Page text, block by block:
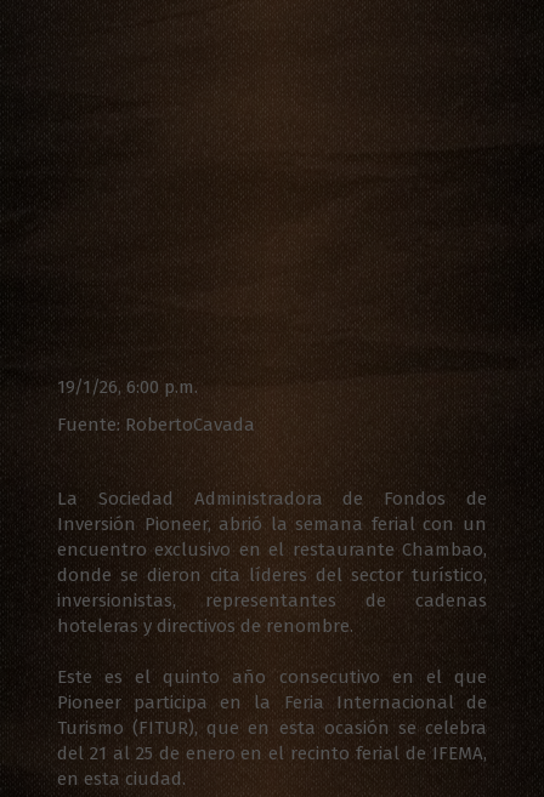
19/1/26, 6:00 p.m.
Fuente: RobertoCavada
La Sociedad Administradora de Fondos de
Inversión Pioneer, abrió la semana ferial con un
encuentro exclusivo en el restaurante Chambao,
donde se dieron cita líderes del sector turístico,
inversionistas, representantes de cadenas
hoteleras y directivos de renombre.
Este es el quinto año consecutivo en el que
Pioneer participa en la Feria Internacional de
Turismo (FITUR), que en esta ocasión se celebra
del 21 al 25 de enero en el recinto ferial de IFEMA,
en esta ciudad.